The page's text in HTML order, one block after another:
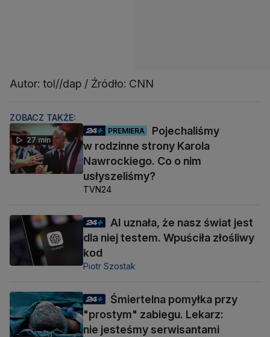
Autor: tol//dap / Źródło: CNN
ZOBACZ TAKŻE:
27 min
PREMIERA
Pojechaliśmy
w rodzinne strony Karola
Nawrockiego. Co o nim
usłyszeliśmy?
TVN24
AI uznała, że nasz świat jest
dla niej testem. Wpuściła złośliwy
kod
Piotr Szostak
Śmiertelna pomyłka przy
"prostym" zabiegu. Lekarz:
nie jesteśmy serwisantami